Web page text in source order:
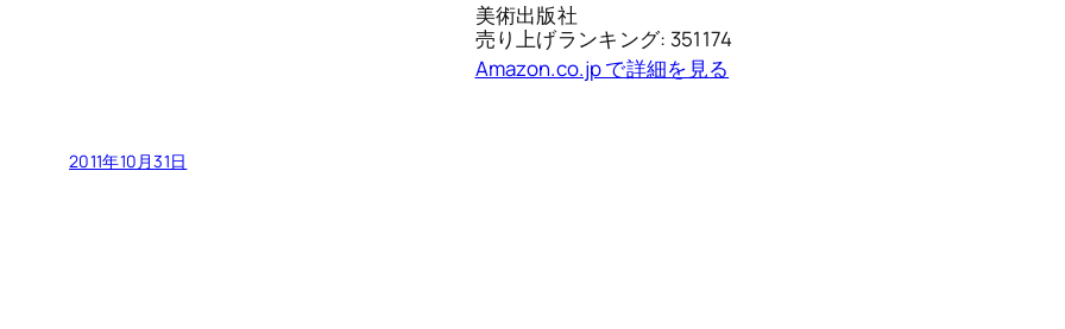
美術出版社
売り上げランキング: 351174
Amazon.co.jp で詳細を見る
2011年10月31日